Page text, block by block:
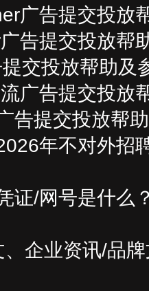
广告提交投放
告提交投放帮
交投放帮助及
广告提交投放
告提交投放帮
年不对外招
证/网号是什么
企业资讯/品